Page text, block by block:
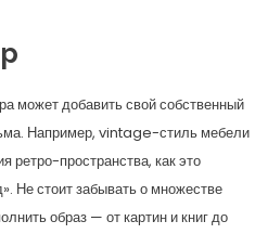
может добавить свой собственный
Например, vintage-стиль мебели
ретро-пространства, как это
Не стоит забывать о множестве
образ — от картин и книг до